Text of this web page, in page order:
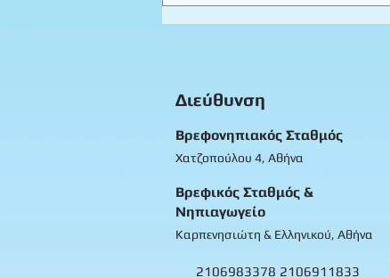
Διεύθυνση
Βρεφονηπιακός Σταθμός
Χατζοπούλου 4, Αθήνα
Βρεφικός Σταθμός &
Νηπιαγωγείο
Καρπενησιώτη & Ελληνικού, Αθήνα
2106983378 2106911833